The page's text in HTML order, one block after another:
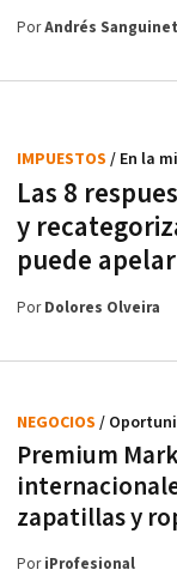
PorAndrés
Las 8
y
puede apelar
IMPUESTOS / En la
PorDolores Olveira
Premium
zapatillas y
NEGOCIOS /
PoriProfesional